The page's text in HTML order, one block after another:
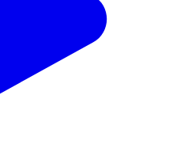
का शीशा, पूर्व पार्षद रानी